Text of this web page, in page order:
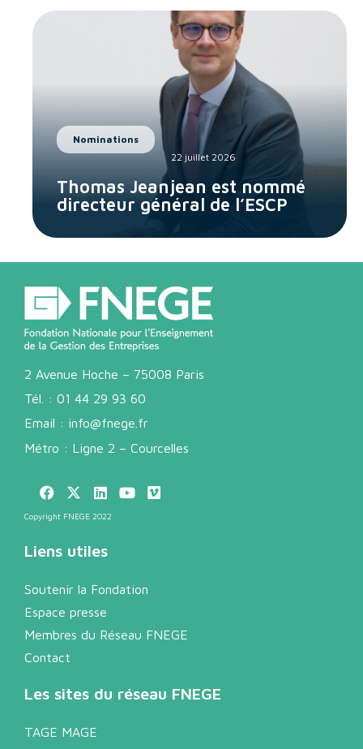
Nominations
22 juillet 2026
Thomas Jeanjean est nommé
directeur général de l’ESCP
2 Avenue Hoche – 75008 Paris
Tél. : 01 44 29 93 60
Email : info@fnege.fr
Métro : Ligne 2 – Courcelles
Copyright FNEGE 2022
Liens utiles
Soutenir la Fondation
Espace presse
Membres du Réseau FNEGE
Contact
Les sites du réseau FNEGE
TAGE MAGE